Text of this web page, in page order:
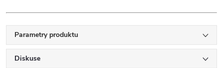
Parametry produktu
Diskuse